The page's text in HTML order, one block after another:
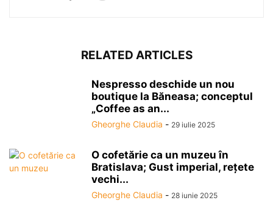
RELATED ARTICLES
Nespresso deschide un nou
boutique la Băneasa; conceptul
„Coffee as an...
Gheorghe Claudia - 29 iulie 2025
O cofetărie ca un muzeu în
Bratislava; Gust imperial, rețete
vechi...
Gheorghe Claudia - 28 iunie 2025